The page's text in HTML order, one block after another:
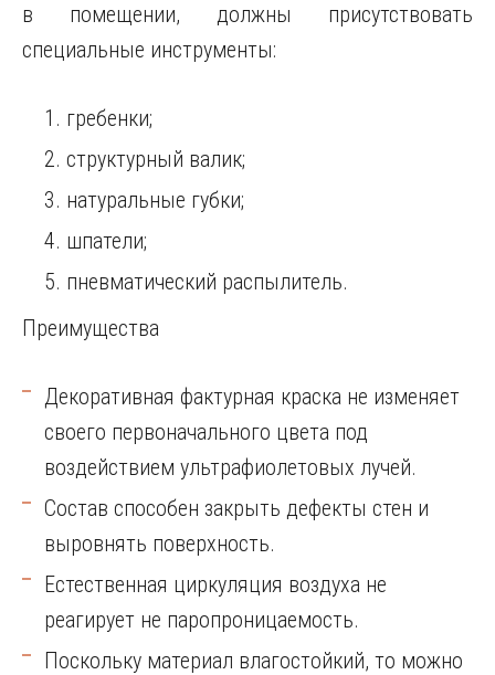
в помещении, должны присутствовать
специальные инструменты:
гребенки;
структурный валик;
натуральные губки;
шпатели;
пневматический распылитель.
Преимущества
Декоративная фактурная краска не изменяет
своего первоначального цвета под
воздействием ультрафиолетовых лучей.
Состав способен закрыть дефекты стен и
выровнять поверхность.
Естественная циркуляция воздуха не
реагирует не паропроницаемость.
Поскольку материал влагостойкий, то можно